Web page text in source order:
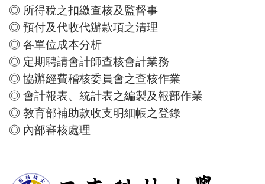
◎ 所得稅之扣繳查核及監督事
◎ 預付及代收代辦款項之清理
◎ 各單位成本分析
◎ 定期聘請會計師查核會計業務
◎ 協辦經費稽核委員會之查核作業
◎ 會計報表、統計表之編製及報部作業
◎ 教育部補助款收支明細帳之登錄
◎ 內部審核處理